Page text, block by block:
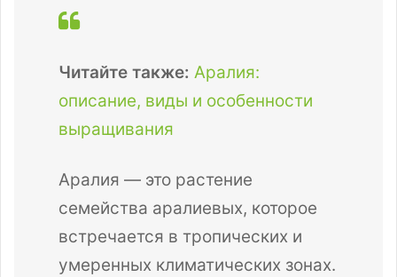
Читайте также: Аралия:
описание, виды и особенности
выращивания
Аралия — это растение
семейства аралиевых, которое
встречается в тропических и
умеренных климатических зонах.